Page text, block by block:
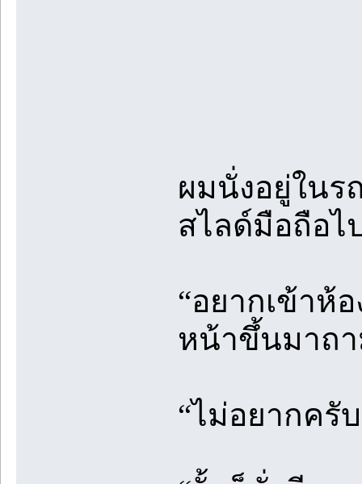
ผมนั่งอยู่ในร
สไลด์มือถือไ
“อยากเข้าห้
หน้าขึ้นมาถ
“ไม่อยากครั